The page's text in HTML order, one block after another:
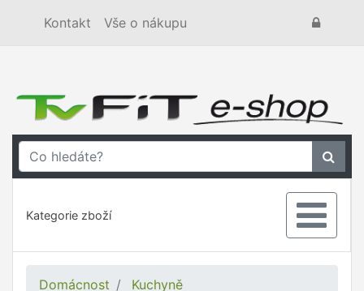
Kontakt Vše o nákupu
Kategorie zboží
Domácnost
Kuchyně